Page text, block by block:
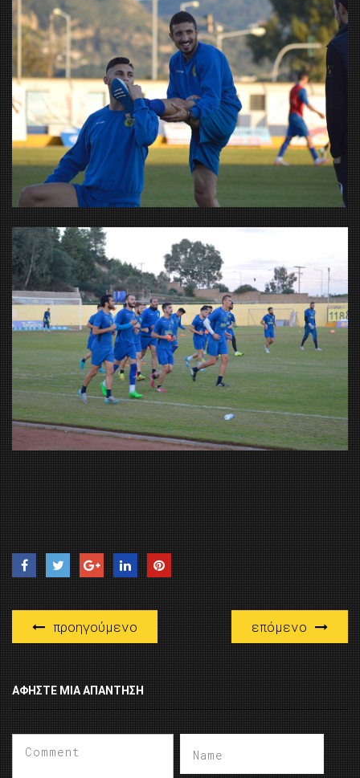
προηγούμενο επόμενο
ΑΦΉΣΤΕ ΜΙΑ ΑΠΆΝΤΗΣΗ